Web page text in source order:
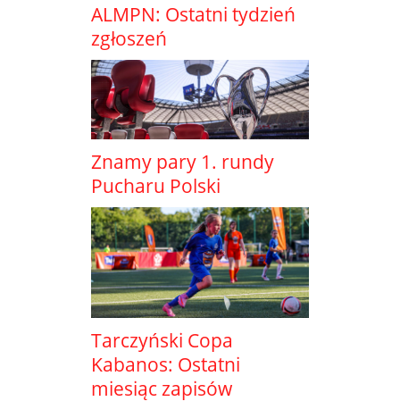
ALMPN: Ostatni tydzień
zgłoszeń
Znamy pary 1. rundy
Pucharu Polski
Tarczyński Copa
Kabanos: Ostatni
miesiąc zapisów